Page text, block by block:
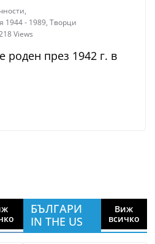
,
1944 - 1989, Творци
Views
роден през 1942 г. в
БЪЛГАРИ
IN THE US
Виж
всичко